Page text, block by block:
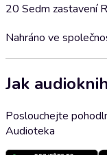
20 Sedm zastavení
Nahráno ve
Jak
Poslouchejte
Audioteka